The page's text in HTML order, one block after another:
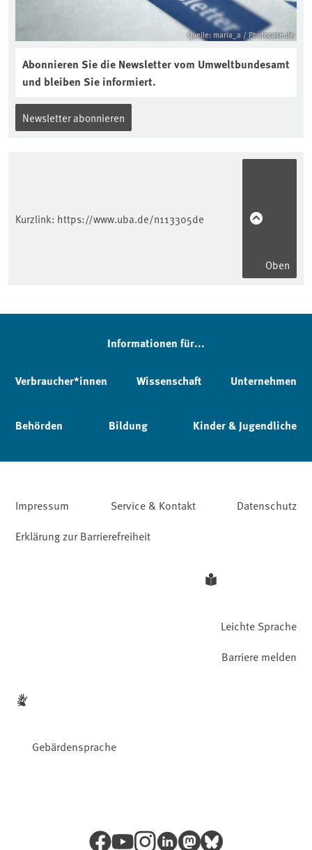
Quelle: maria_a / Photocase.de
Abonnieren Sie die Newsletter vom Umweltbundesamt
und bleiben Sie informiert.
Newsletter abonnieren
Kurzlink: https://www.uba.de/n113305de
Oben
Informationen für...
Verbraucher*innen Wissenschaft Unternehmen
Behörden Bildung Kinder & Jugendliche
Impressum Service & Kontakt
Datenschutz
Erklärung zur Barrierefreiheit
Leichte Sprache
Gebärdensprache
Barriere melden